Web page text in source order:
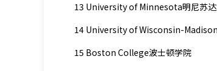
13 University of Minnesota明尼苏
14 University of Wisconsin-
15 Boston College波士顿学院